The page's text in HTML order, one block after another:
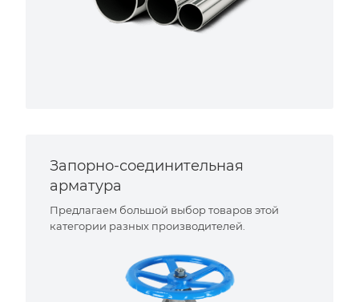
Запорно-соединительная
арматура
Предлагаем большой выбор товаров этой
категории разных производителей.